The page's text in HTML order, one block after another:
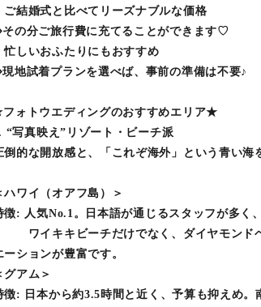
ご結婚式と比べてリーズナブルな価格
の分ご旅行費に充てることができます♡
忙しいおふたりにもおすすめ
地試着プランを選べば、事前の準備は不要♪
ォトウエディングのおすすめエリア★
“写真映え”リゾート・ビーチ派
倒的な開放感と、「これぞ海外」という青い海
ハワイ（オアフ島）＞
徴: 人気No.1。日本語が通じるスタッフが多く
イキキビーチだけでなく、ダイヤモンドヘ
ーションが豊富です。
グアム＞
徴: 日本から約3.5時間と近く、予算も抑えめ